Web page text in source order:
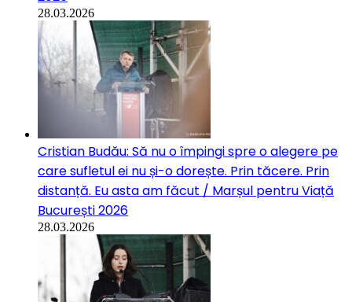
28.03.2026
Cristian Budău: Să nu o împingi spre o alegere pe
care sufletul ei nu și-o dorește. Prin tăcere. Prin
distanță. Eu asta am făcut / Marșul pentru Viață
București 2026
28.03.2026